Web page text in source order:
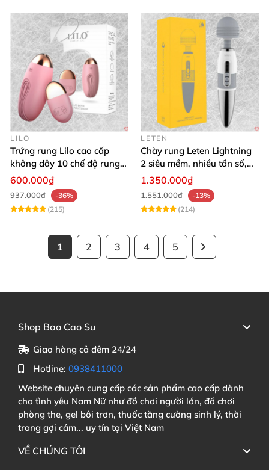
LILO
Trứng rung Lilo cao cấp
không dây 10 chế độ rung
điều khiển USB
600.000₫
937.000₫
-36%
(215)
LETEN
Chày rung Leten Lightning
2 siêu mềm, nhiều tần số,
phát nhiệt kích thích
1.350.000₫
1.551.000₫
-13%
(214)
1 2 3 4 5
Shop Bao Cao Su
Giao hàng cả đêm 24/24
Hotline: 0938411000
Website chuyên cung cấp các sản phẩm cao cấp dành
cho tình yêu Nam Nữ như đồ chơi người lớn, đồ chơi
phòng the, gel bôi trơn, thuốc tăng cường sinh lý, thời
trang gợi cảm... uy tín tại Việt Nam
VỀ CHÚNG TÔI